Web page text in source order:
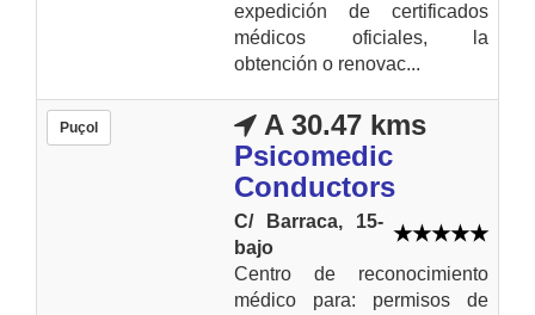
expedición de certificados
médicos oficiales, la
obtención o renovac...
Puçol
A 30.47 kms
Psicomedic
Conductors
C/ Barraca, 15-
bajo
Centro de reconocimiento
médico para: permisos de